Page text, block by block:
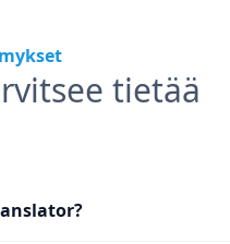
tietää